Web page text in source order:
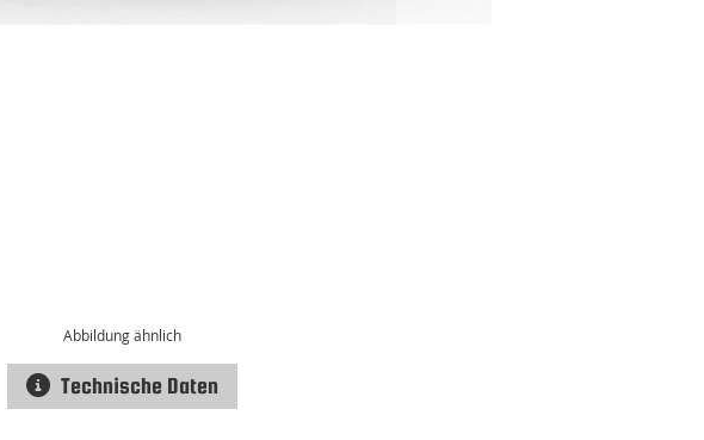
Abbildung ähnlich
Technische Daten